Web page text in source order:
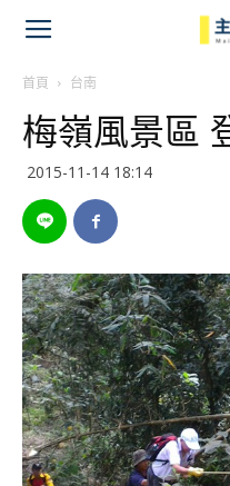
首頁 台南
梅嶺風景區
2015-11-14 18:14